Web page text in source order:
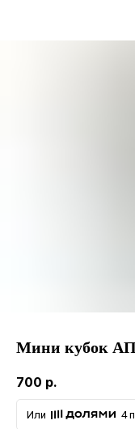
Мини кубок
700 р.
Или 4